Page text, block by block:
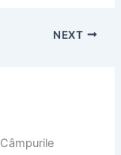
NEXT
Câmpurile